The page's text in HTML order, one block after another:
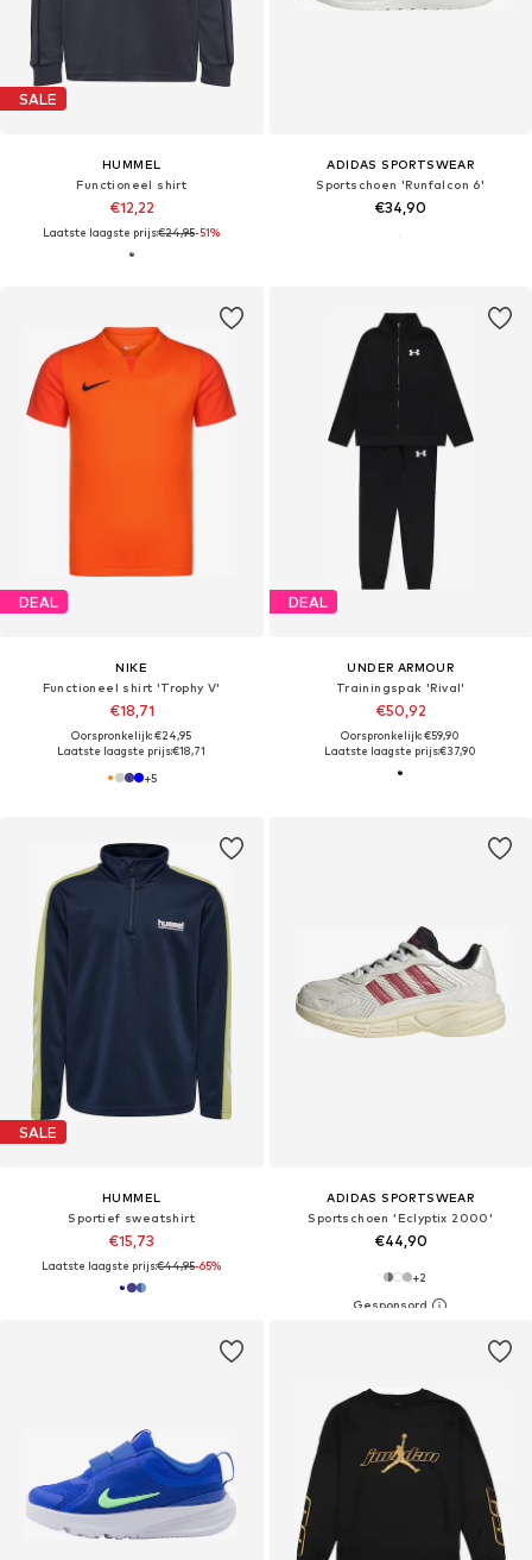
SALE
HUMMEL
Functioneel shirt
€12,22
Laatste laagste prijs:€24,95-51%
ADIDAS SPORTSWEAR
Sportschoen 'Runfalcon 6'
€34,90
DEAL
NIKE
Functioneel shirt 'Trophy V'
€18,71
Oorspronkelijk: €24,95
Laatste laagste prijs:€18,71
+5
DEAL
UNDER ARMOUR
Trainingspak 'Rival'
€50,92
Oorspronkelijk: €59,90
Laatste laagste prijs:€37,90
SALE
HUMMEL
Sportief sweatshirt
€15,73
Laatste laagste prijs:€44,95-65%
ADIDAS SPORTSWEAR
Sportschoen 'Eclyptix 2000'
€44,90
+2